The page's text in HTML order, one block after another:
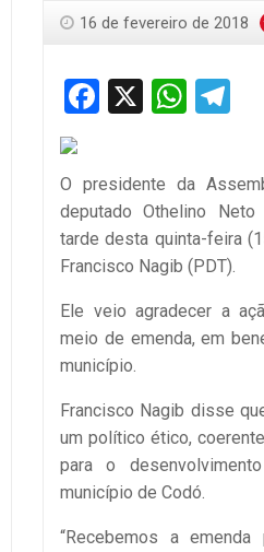
16 de fevereiro de 2018
Facebook
X
O presidente da
deputado Othelino Neto
tarde desta quinta-feira
Francisco Nagib (PDT).
Ele veio agradecer a
meio de emenda, em
município.
Francisco Nagib disse
um político ético,
para o
município de Codó.
“Recebemos a emenda